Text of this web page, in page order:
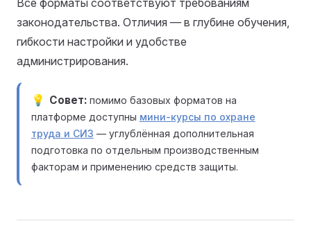
Все форматы соответствуют требованиям
законодательства. Отличия — в глубине обучения,
гибкости настройки и удобстве
администрирования.
Совет помимо базовых форматов на
платформе доступны мини-курсы по охране
труда и СИЗ — углублённая дополнительная
подготовка по отдельным производственным
факторам и применению средств защиты.